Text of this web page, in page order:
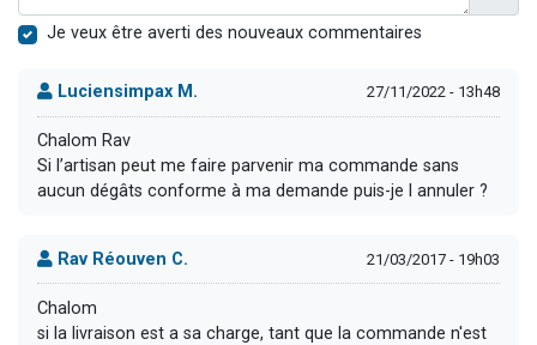
Je veux être averti des nouveaux commentaires
Luciensimpax M. 27/11/2022 - 13h48
Chalom Rav
Si l’artisan peut me faire parvenir ma commande sans
aucun dégâts conforme à ma demande puis-je l annuler ?
Rav Réouven C. 21/03/2017 - 19h03
Chalom
si la livraison est a sa charge, tant que la commande n'est